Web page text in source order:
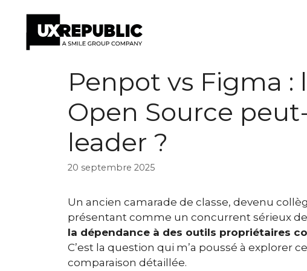
Penpot vs Figma :
Open Source
leader ?
20 septembre 2025
Un ancien camarade de classe, devenu
présentant comme un concurrent sérieux
la dépendance à des outils propriétaires
C’est la question qui m’a poussé à explorer
comparaison détaillée.